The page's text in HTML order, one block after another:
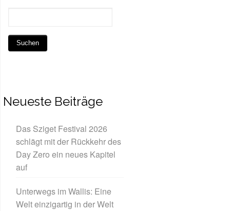
Neueste Beiträge
Das Sziget Festival 2026
schlägt mit der Rückkehr des
Day Zero ein neues Kapitel
auf
Unterwegs im Wallis: Eine
Welt einzigartig in der Welt